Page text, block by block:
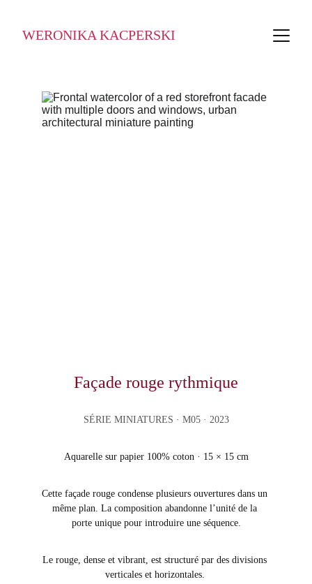
WERONIKA KACPERSKI
Façade rouge rythmique
SÉRIE MINIATURES · M05 · 2023
Aquarelle sur papier 100% coton · 15 × 15 cm
Cette façade rouge condense plusieurs ouvertures dans un
même plan. La composition abandonne l’unité de la
porte unique pour introduire une séquence.
Le rouge, dense et vibrant, est structuré par des divisions
verticales et horizontales.